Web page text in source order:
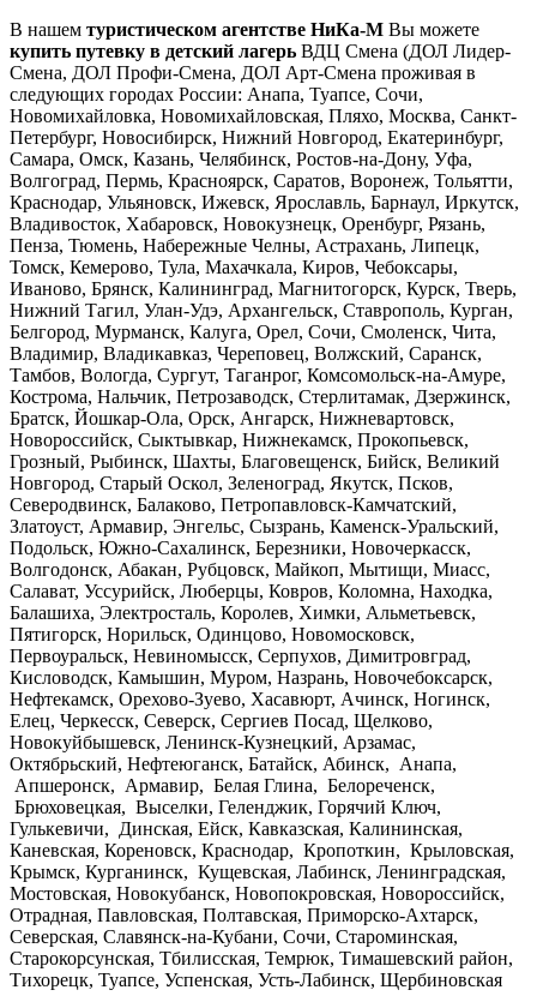
В нашем туристическом агентстве НиКа-М Вы можете
купить путевку в детский лагерь ВДЦ Смена (ДОЛ Лидер-
Смена, ДОЛ Профи-Смена, ДОЛ Арт-Смена проживая в
следующих городах России: Анапа, Туапсе, Сочи,
Новомихайловка, Новомихайловская, Пляхо, Москва, Санкт-
Петербург, Новосибирск, Нижний Новгород, Екатеринбург,
Самара, Омск, Казань, Челябинск, Ростов-на-Дону, Уфа,
Волгоград, Пермь, Красноярск, Саратов, Воронеж, Тольятти,
Краснодар, Ульяновск, Ижевск, Ярославль, Барнаул, Иркутск,
Владивосток, Хабаровск, Новокузнецк, Оренбург, Рязань,
Пенза, Тюмень, Набережные Челны, Астрахань, Липецк,
Томск, Кемерово, Тула, Махачкала, Киров, Чебоксары,
Иваново, Брянск, Калининград, Магнитогорск, Курск, Тверь,
Нижний Тагил, Улан-Удэ, Архангельск, Ставрополь, Курган,
Белгород, Мурманск, Калуга, Орел, Сочи, Смоленск, Чита,
Владимир, Владикавказ, Череповец, Волжский, Саранск,
Тамбов, Вологда, Сургут, Таганрог, Комсомольск-на-Амуре,
Кострома, Нальчик, Петрозаводск, Стерлитамак, Дзержинск,
Братск, Йошкар-Ола, Орск, Ангарск, Нижневартовск,
Новороссийск, Сыктывкар, Нижнекамск, Прокопьевск,
Грозный, Рыбинск, Шахты, Благовещенск, Бийск, Великий
Новгород, Старый Оскол, Зеленоград, Якутск, Псков,
Северодвинск, Балаково, Петропавловск-Камчатский,
Златоуст, Армавир, Энгельс, Сызрань, Каменск-Уральский,
Подольск, Южно-Сахалинск, Березники, Новочеркасск,
Волгодонск, Абакан, Рубцовск, Майкоп, Мытищи, Миасс,
Салават, Уссурийск, Люберцы, Ковров, Коломна, Находка,
Балашиха, Электросталь, Королев, Химки, Альметьевск,
Пятигорск, Норильск, Одинцово, Новомосковск,
Первоуральск, Невиномысск, Серпухов, Димитровград,
Кисловодск, Камышин, Муром, Назрань, Новочебоксарск,
Нефтекамск, Орехово-Зуево, Хасавюрт, Ачинск, Ногинск,
Елец, Черкесск, Северск, Сергиев Посад, Щелково,
Новокуйбышевск, Ленинск-Кузнецкий, Арзамас,
Октябрьский, Нефтеюганск, Батайск, Абинск, Анапа,
Апшеронск, Армавир, Белая Глина, Белореченск,
Брюховецкая, Выселки, Геленджик, Горячий Ключ,
Гулькевичи, Динская, Ейск, Кавказская, Калининская,
Каневская, Кореновск, Краснодар, Кропоткин, Крыловская,
Крымск, Курганинск, Кущевская, Лабинск, Ленинградская,
Мостовская, Новокубанск, Новопокровская, Новороссийск,
Отрадная, Павловская, Полтавская, Приморско-Ахтарск,
Северская, Славянск-на-Кубани, Сочи, Староминская,
Старокорсунская, Тбилисская, Темрюк, Тимашевский район,
Тихорецк, Туапсе, Успенская, Усть-Лабинск, Щербиновская